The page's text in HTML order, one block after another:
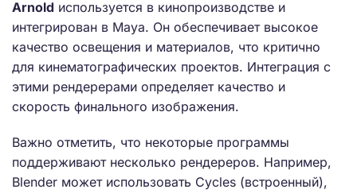
Arnold используется в кинопроизводстве и
интегрирован в Maya. Он обеспечивает высокое
качество освещения и материалов, что критично
для кинематографических проектов. Интеграция с
этими рендерерами определяет качество и
скорость финального изображения.
Важно отметить, что некоторые программы
поддерживают несколько рендереров. Например,
Blender может использовать Cycles (встроенный),